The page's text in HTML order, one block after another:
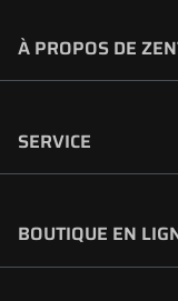
À PROPOS DE
SERVICE
BOUTIQUE EN